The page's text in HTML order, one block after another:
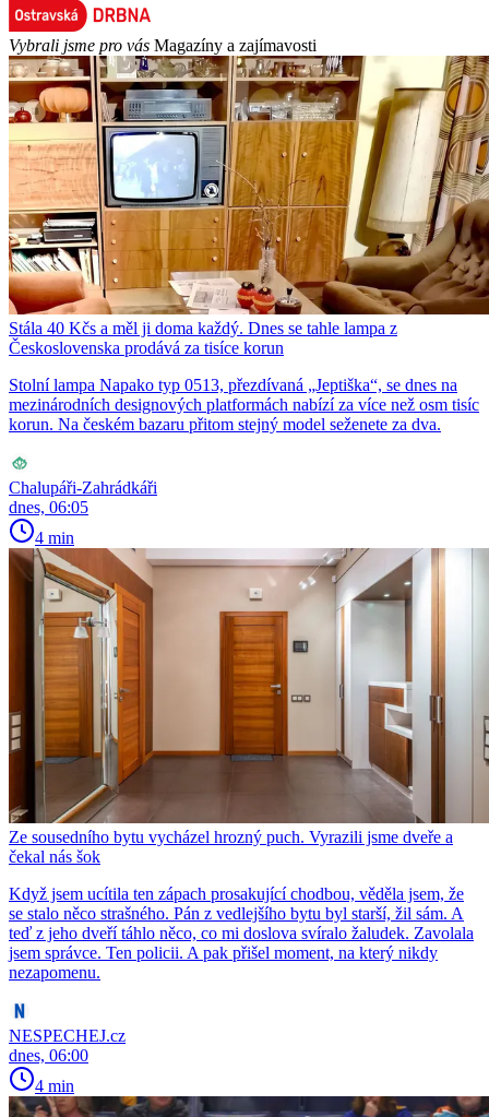
Vybrali jsme pro vás Magazíny a zajímavosti
Stála 40 Kčs a měl ji doma každý. Dnes se tahle lampa z
Československa prodává za tisíce korun
Stolní lampa Napako typ 0513, přezdívaná „Jeptiška“, se dnes na
mezinárodních designových platformách nabízí za více než osm tisíc
korun. Na českém bazaru přitom stejný model seženete za dva.
Chalupáři-Zahrádkáři
dnes, 06:05
4 min
Ze sousedního bytu vycházel hrozný puch. Vyrazili jsme dveře a
čekal nás šok
Když jsem ucítila ten zápach prosakující chodbou, věděla jsem, že
se stalo něco strašného. Pán z vedlejšího bytu byl starší, žil sám. A
teď z jeho dveří táhlo něco, co mi doslova svíralo žaludek. Zavolala
jsem správce. Ten policii. A pak přišel moment, na který nikdy
nezapomenu.
NESPECHEJ.cz
dnes, 06:00
4 min